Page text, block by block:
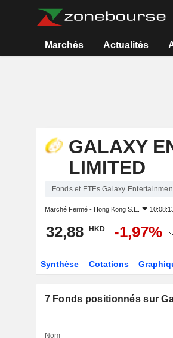
Marchés Actualités
GALAXY
LIMITED
Fonds et ETFs Galaxy
Marché Fermé - Hong Kong S.E.
32,88 HKD -1,97%
Synthèse Cotations
7Fonds positionnés sur
Nom